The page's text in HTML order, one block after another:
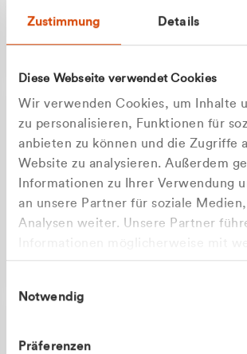
Zustimmung Details
Diese Webseite verwendet Cookies
Wir verwenden Cookies, um Inhalte
zu personalisieren, Funktionen für
anbieten zu können und die Zugriffe
Website zu analysieren. Außerdem
Informationen zu Ihrer Verwendung
an unsere Partner für soziale
Analysen weiter. Unsere Partner
zusammen, die Sie ihnen
gesammelt haben.
Notwendig
Präferenzen
Zu welcher
+49 177 8376058
Apilash Balanesan